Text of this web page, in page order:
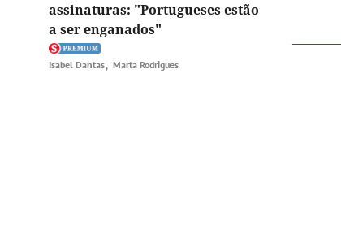
assinaturas: "Portugueses estão
a ser enganados"
Isabel Dantas Marta Rodrigues